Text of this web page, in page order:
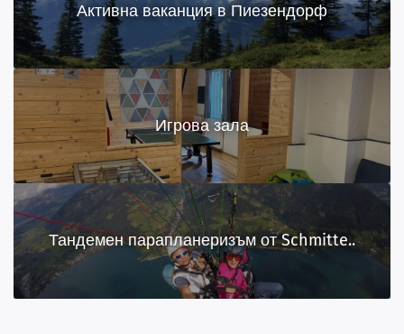
Игрова зала
Тандемен парапланеризъм от Schmitte..
Активна ваканция в Пиезендорф